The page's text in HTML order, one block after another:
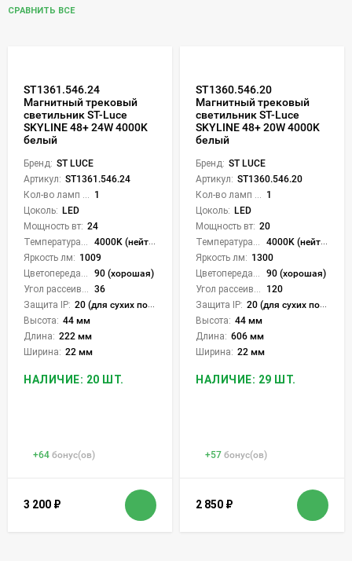
СРАВНИТЬ ВСЕ
ST1361.546.24
Магнитный трековый
светильник ST-Luce
SKYLINE 48+ 24W 4000K
белый
Бренд: ST LUCE
Артикул: ST1361.546.24
1
Цоколь: LED
Мощность вт: 24
4000K (нейтральный)
Яркость лм: 1009
90 (хорошая)
36
Защита IP: 20 (для сухих пом.)
Высота: 44 мм
Длина: 222 мм
Ширина: 22 мм
НАЛИЧИЕ: 20 ШТ.
+64 бонус(ов)
3 200 ₽
ST1360.546.20
Магнитный трековый
светильник ST-Luce
SKYLINE 48+ 20W 4000K
белый
Бренд: ST LUCE
Артикул: ST1360.546.20
1
Цоколь: LED
Мощность вт: 20
4000K (нейтральный)
Яркость лм: 1300
90 (хорошая)
120
Защита IP: 20 (для сухих пом.)
Высота: 44 мм
Длина: 606 мм
Ширина: 22 мм
НАЛИЧИЕ: 29 ШТ.
+57 бонус(ов)
2 850 ₽